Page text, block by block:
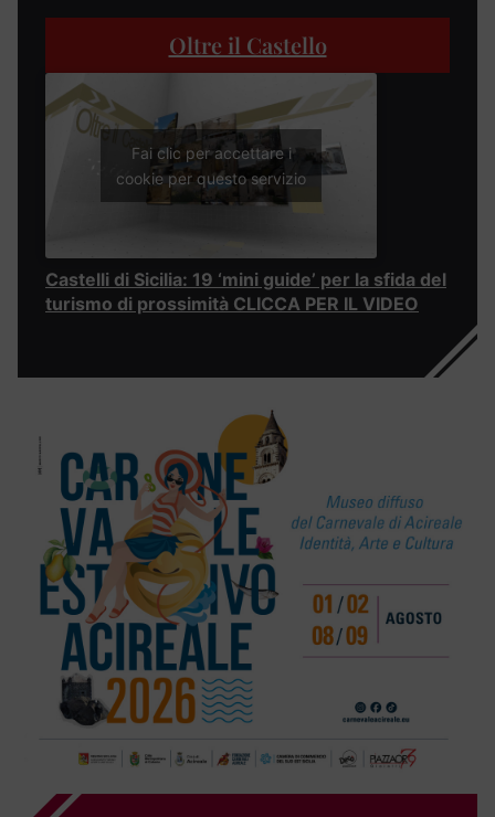
Oltre il Castello
Fai clic per accettare i
cookie per questo servizio
Castelli di Sicilia: 19 ‘mini guide’ per la sfida del
turismo di prossimità CLICCA PER IL VIDEO